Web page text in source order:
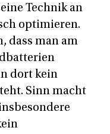
Technik an
optimieren.
dass man am
dort kein
Sinn macht